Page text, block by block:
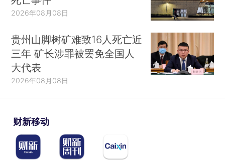
2026年08月08日
贵州山脚树矿难致16人死亡近
三年 矿长涉罪被罢免全国人
大代表
2026年08月08日
财新移动